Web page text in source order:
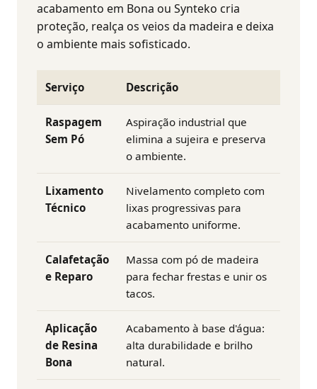
acabamento em Bona ou Synteko cria
proteção, realça os veios da madeira e deixa
o ambiente mais sofisticado.
Serviço Descrição
Raspagem
Sem Pó
Aspiração industrial que
elimina a sujeira e preserva
o ambiente.
Lixamento
Técnico
Nivelamento completo com
lixas progressivas para
acabamento uniforme.
Calafetação
e Reparo
Massa com pó de madeira
para fechar frestas e unir os
tacos.
Aplicação
de Resina
Bona
Acabamento à base d'água:
alta durabilidade e brilho
natural.